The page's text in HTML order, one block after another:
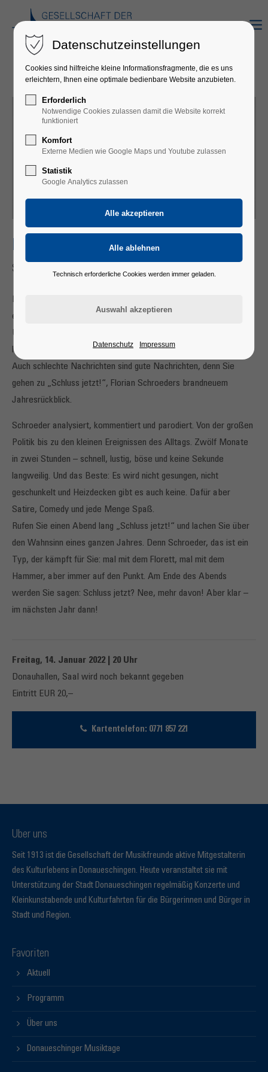
FLORIAN SCHROEDER
Schluss jetzt! Der satirische Jahresrückblick
Deutschland am Ende des Jahres: ein gespaltenes Land. Auf der
einen Seite die Schwarzseher, Untergangsfanatiker und Spießer.
Und auf der anderen Seite: SIE! Denn Sie haben Humor. Sie
lachen das Jahr weg, statt zu nörgeln und zu jammern. Sie sagen:
Auch schlechte Nachrichten sind gute Nachrichten, denn Sie
gehen zu „Schluss jetzt!“, Florian Schroeders brandneuem
Jahresrückblick.
Schroeder analysiert, kommentiert und parodiert. Von der großen
Politik bis zu den kleinen Ereignissen des Alltags. Zwölf Monate
in zwei Stunden – schnell, lustig, böse und keine Sekunde
langweilig. Und das Beste: Es wird nicht gesungen, nicht
geschunkelt und Heizdecken gibt es auch keine. Dafür aber
Satire, Comedy und jede Menge Spaß.
Rufen Sie einen Abend lang „Schluss jetzt!“ und lachen Sie über
den Wahnsinn eines ganzen Jahres. Denn Schroeder, das ist ein
Typ, der kämpft für Sie: mal mit dem Florett, mal mit dem
Hammer, aber immer auf den Punkt. Am Ende des Abends
werden Sie sagen: Schluss jetzt? Nee, mehr davon! Aber klar –
im nächsten Jahr dann!
Freitag, 14. Januar 2022 | 20 Uhr
Donauhallen, Saal wird noch bekannt gegeben
Eintritt EUR 20,–
Kartentelefon: 0771 857 221
Über uns
Seit 1913 ist die Gesellschaft der Musikfreunde aktive Mitgestalterin
des Kulturlebens in Donaueschingen. Heute veranstaltet sie mit
Unterstützung der Stadt Donaueschingen regelmäßig Konzerte und
Kleinkunstabende und Kulturfahrten für die Bürgerinnen und Bürger in
Stadt und Region.
Favoriten
Aktuell
Programm
Über uns
Donaueschinger Musiktage
Datenschutzeinstellungen
Cookies sind hilfreiche kleine Informationsfragmente, die es uns
erleichtern, Ihnen eine optimale bedienbare Website anzubieten.
Erforderlich
Notwendige Cookies zulassen damit die Website korrekt
funktioniert
Komfort
Externe Medien wie Google Maps und Youtube zulassen
Statistik
Google Analytics zulassen
Technisch erforderliche Cookies werden immer geladen.
Datenschutz Impressum